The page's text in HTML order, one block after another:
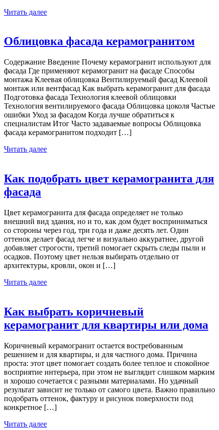
Читать далее
Облицовка фасада керамогранитом
Содержание Введение Почему керамогранит используют для
фасада Где применяют керамогранит на фасаде Способы
монтажа Клеевая облицовка Вентилируемый фасад Клеевой
монтаж или вентфасад Как выбрать керамогранит для фасада
Подготовка фасада Технология клеевой облицовки
Технология вентилируемого фасада Облицовка цоколя Частые
ошибки Уход за фасадом Когда лучше обратиться к
специалистам Итог Часто задаваемые вопросы Облицовка
фасада керамогранитом подходит […]
Читать далее
Как подобрать цвет керамогранита для
фасада
Цвет керамогранита для фасада определяет не только
внешний вид здания, но и то, как дом будет восприниматься
со стороны через год, три года и даже десять лет. Один
оттенок делает фасад легче и визуально аккуратнее, другой
добавляет строгости, третий помогает скрыть следы пыли и
осадков. Поэтому цвет нельзя выбирать отдельно от
архитектуры, кровли, окон и […]
Читать далее
Как выбрать коричневый
керамогранит для квартиры или дома
Коричневый керамогранит остается востребованным
решением и для квартиры, и для частного дома. Причина
проста: этот цвет помогает создать более теплое и спокойное
восприятие интерьера, при этом не выглядит слишком марким
и хорошо сочетается с разными материалами. Но удачный
результат зависит не только от самого цвета. Важно правильно
подобрать оттенок, фактуру и рисунок поверхности под
конкретное […]
Читать далее